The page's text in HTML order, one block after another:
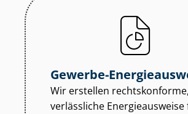
Gewerbe-
Wir erstellen rechtskonforme,
verlässliche Energieausweise